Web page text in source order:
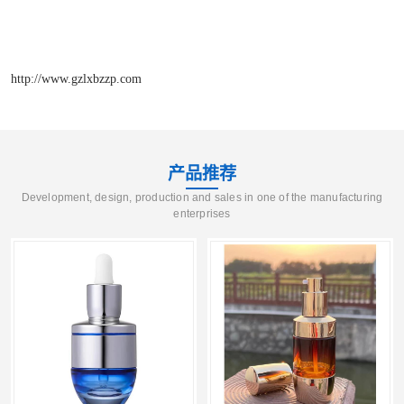
http://www.gzlxbzzp.com
产品推荐
Development, design, production and sales in one of the manufacturing
enterprises